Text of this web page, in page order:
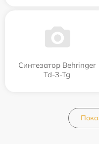
Синтезатор Behringer
Td-3-Tg